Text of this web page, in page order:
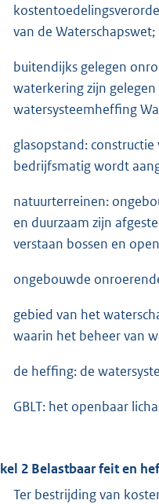
van de Waterschapswet;
buitendijks gelegen
waterkering zijn
watersysteemheffing
glasopstand:
bedrijfsmatig wordt
natuurterreinen:
en duurzaam zijn
verstaan bossen en
ongebouwde
gebied van het
waarin het beheer van
de heffing: de
GBLT: het openbaar
2 Belastbaar feit en
Ter bestrijding van